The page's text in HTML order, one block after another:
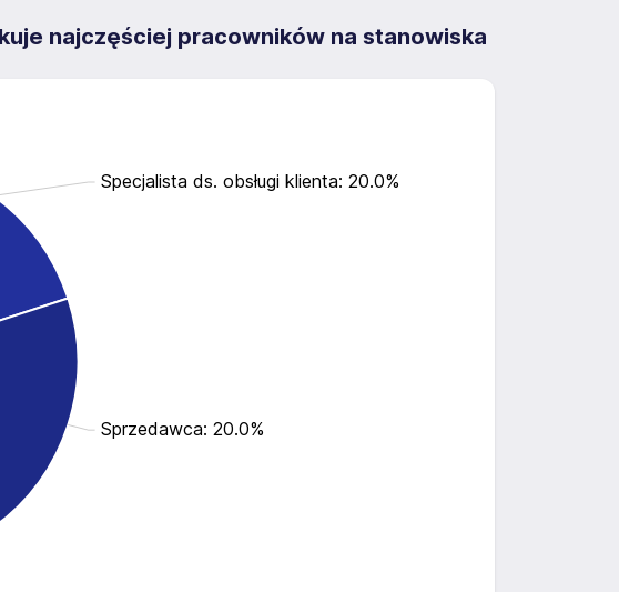
najczęściej pracowników na stanowiska
Specjalista ds. obsługi klienta: 20.0%
Sprzedawca: 20.0%